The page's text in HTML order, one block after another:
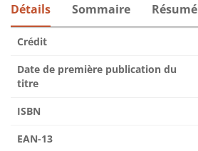
Détails Sommaire Résumé
Crédit
Date de première publication du
titre
ISBN
EAN-13